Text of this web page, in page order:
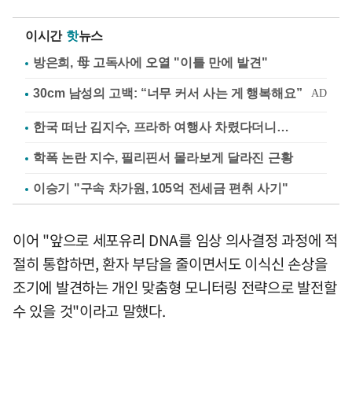
이시간 핫뉴스
방은희, 母 고독사에 오열 "이틀 만에 발견"
한국 떠난 김지수, 프라하 여행사 차렸다더니…
학폭 논란 지수, 필리핀서 몰라보게 달라진 근황
이승기 "구속 차가원, 105억 전세금 편취 사기"
이어 "앞으로 세포유리 DNA를 임상 의사결정 과정에 적
절히 통합하면, 환자 부담을 줄이면서도 이식신 손상을
조기에 발견하는 개인 맞춤형 모니터링 전략으로 발전할
수 있을 것"이라고 말했다.